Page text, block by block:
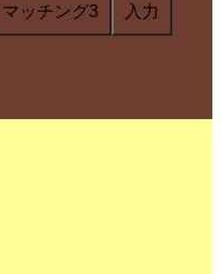
マッチング3 入力